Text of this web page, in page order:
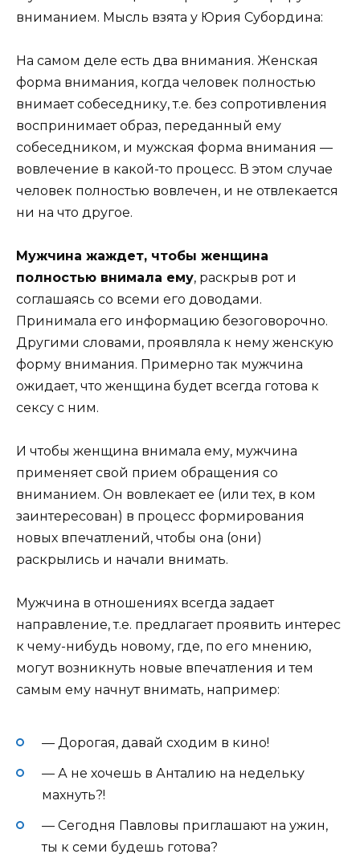
вниманием. Мысль взята у Юрия Субордина:
На самом деле есть два внимания. Женская
форма внимания, когда человек полностью
внимает собеседнику, т.е. без сопротивления
воспринимает образ, переданный ему
собеседником, и мужская форма внимания —
вовлечение в какой-то процесс. В этом случае
человек полностью вовлечен, и не отвлекается
ни на что другое.
Мужчина жаждет, чтобы женщина
полностью внимала ему, раскрыв рот и
соглашаясь со всеми его доводами.
Принимала его информацию безоговорочно.
Другими словами, проявляла к нему женскую
форму внимания. Примерно так мужчина
ожидает, что женщина будет всегда готова к
сексу с ним.
И чтобы женщина внимала ему, мужчина
применяет свой прием обращения со
вниманием. Он вовлекает ее (или тех, в ком
заинтересован) в процесс формирования
новых впечатлений, чтобы она (они)
раскрылись и начали внимать.
Мужчина в отношениях всегда задает
направление, т.е. предлагает проявить интерес
к чему-нибудь новому, где, по его мнению,
могут возникнуть новые впечатления и тем
самым ему начнут внимать, например:
— Дорогая, давай сходим в кино!
— А не хочешь в Анталию на недельку
махнуть?!
— Сегодня Павловы приглашают на ужин,
ты к семи будешь готова?